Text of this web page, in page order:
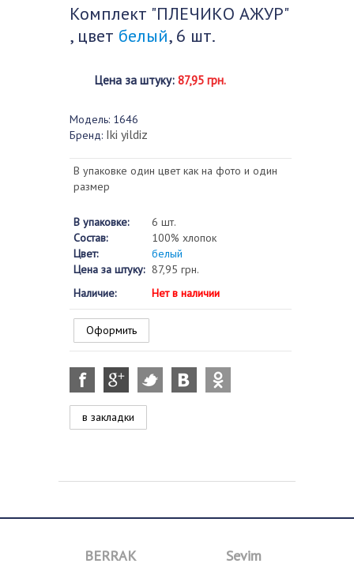
Комплект "ПЛЕЧИКО АЖУР"
, цвет белый, 6 шт.
Цена за штуку: 87,95 грн.
Модель: 1646
Бренд: Iki yildiz
В упаковке один цвет как на фото и один
размер
В упаковке:
6 шт.
Состав:
100% хлопок
Цвет:
белый
Цена за штуку: 87,95 грн.
Наличие:
Нет в наличии
Оформить
в закладки
BERRAK Sevim